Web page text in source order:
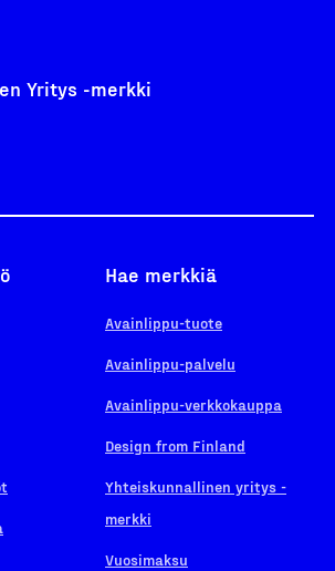
Yritys -merkki
Hae merkkiä
Avainlippu-tuote
Avainlippu-palvelu
Avainlippu-verkkokauppa
Design from Finland
Yhteiskunnallinen yritys -
merkki
Vuosimaksu